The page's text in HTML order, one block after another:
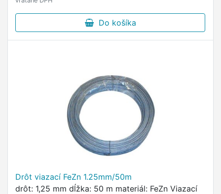
Do košíka
Drôt viazací FeZn 1.25mm/50m
drôt: 1,25 mm dĺžka: 50 m materiál: FeZn Viazací